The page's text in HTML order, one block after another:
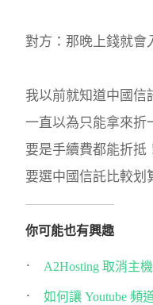
對方：那晚上錢就會
我以前就知道中國信
一直以為只能拿來折
要是手續費都能折抵
要選中國信託比較划
你可能也有興趣
A2Hosting 取消主
如何讓 Youtube 頻